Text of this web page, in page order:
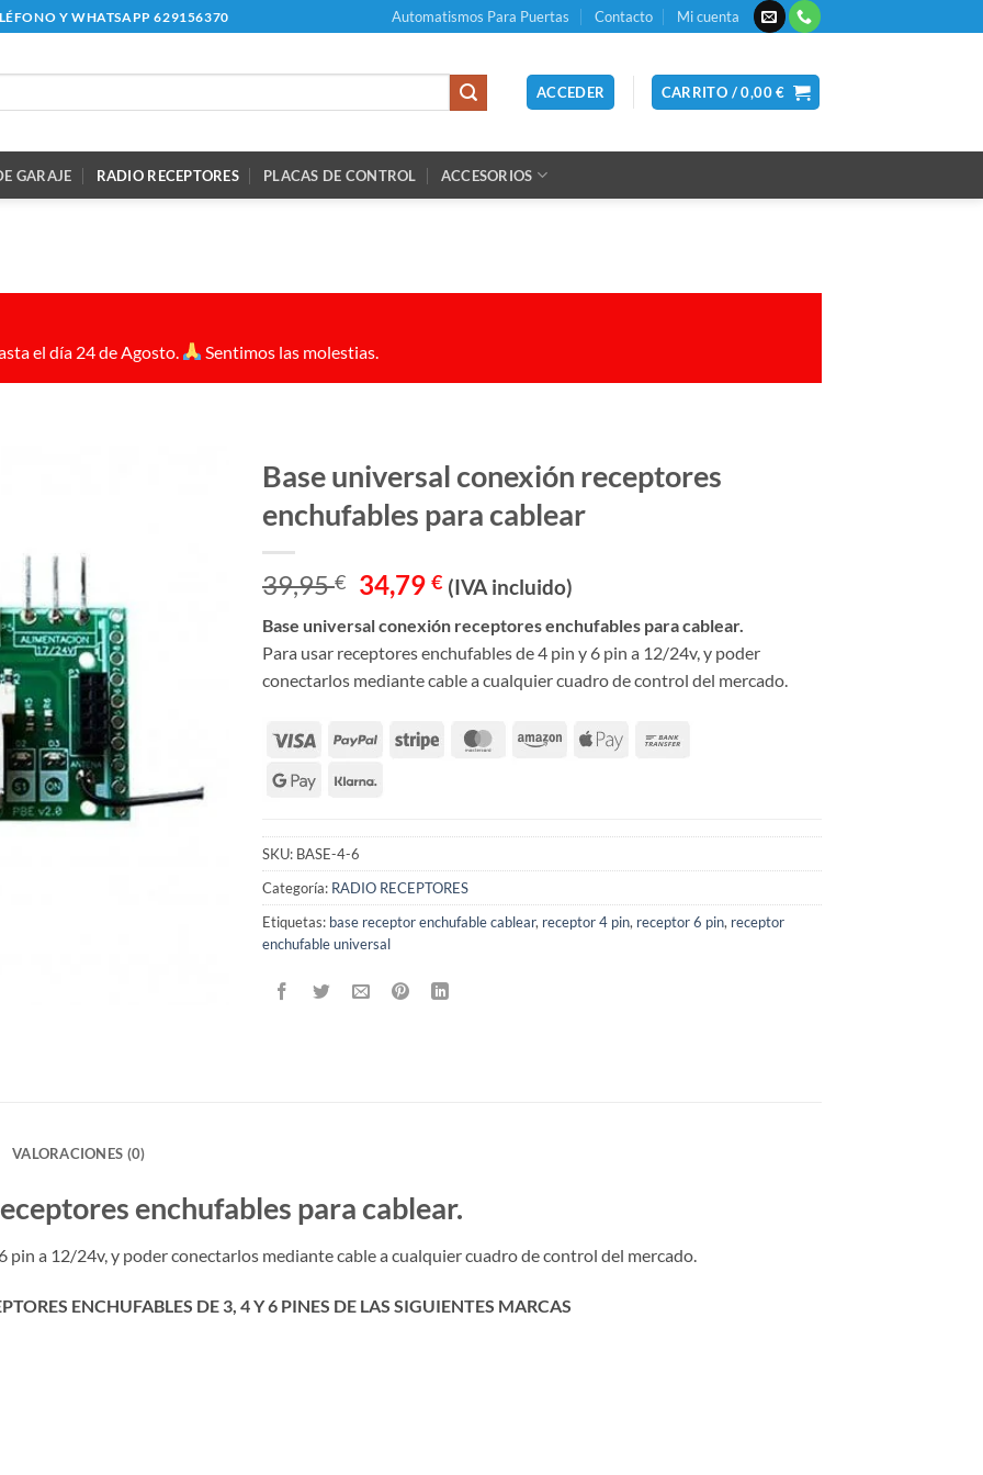
Y WHATSAPP 629156370 Automatismos Para Puertas Contacto Mi cuenta
ACCEDER CARRITO /0,00€
GARAJE RADIO RECEPTORES PLACAS DE CONTROL ACCESORIOS
el día 24 de Agosto. Sentimos las molestias.
Base universal conexión receptores
enchufables para cablear
39,95€ El
precio
original
era:
39,95 €.
34,79€El
actual
es:
34,79 €.
(IVA incluido)
Base universal conexión receptores enchufables para cablear.
Para usar receptores enchufables de 4 pin y 6 pin a 12/24v, y poder
conectarlos mediante cable a cualquier cuadro de control del mercado.
SKU: BASE-4-6
Categoría: RADIO RECEPTORES
Etiquetas: base receptor enchufable cablear, receptor 4 pin, receptor 6 pin, receptor
enchufable universal
VALORACIONES (0)
enchufables para cablear.
pin a 12/24v, y poder conectarlos mediante cable a cualquier cuadro de control del mercado.
ENCHUFABLES DE 3, 4 Y 6 PINES DE LAS SIGUIENTES MARCAS